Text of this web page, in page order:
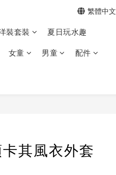
裝套裝 夏日玩水趣
女童 男童 配件
繁體中文
其風衣外套